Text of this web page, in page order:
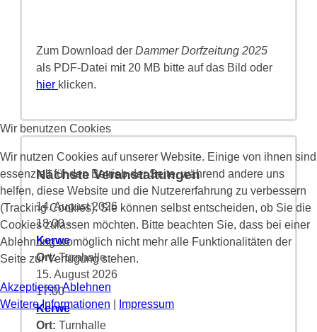
Zum Download der Dammer Dorfzeitung 2025
als PDF-Datei mit 20 MB bitte auf das Bild oder
hier klicken.
Nächste Veranstaltungen
14. August 2026
18:00-
Kerwe
Ort:Turnhalle
15. August 2026
17:00-
Kerwe
Ort: Turnhalle
Wir benutzen Cookies
Wir nutzen Cookies auf unserer Website. Einige von ihnen sind
essenziell für den Betrieb der Seite, während andere uns
helfen, diese Website und die Nutzererfahrung zu verbessern
(Tracking Cookies). Sie können selbst entscheiden, ob Sie die
Cookies zulassen möchten. Bitte beachten Sie, dass bei einer
Ablehnung womöglich nicht mehr alle Funktionalitäten der
Seite zur Verfügung stehen.
AkzeptierenAblehnen
Weitere Informationen
Impressum